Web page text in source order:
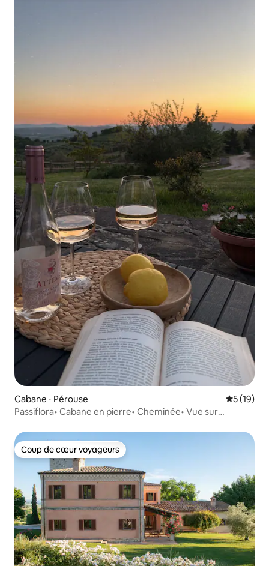
Cabane ⋅ Pérouse
5 (19)
Passiflora• Cabane en pierre• Cheminée• Vue sur
Coup de cœur voyageurs
Coup de cœur voyageurs